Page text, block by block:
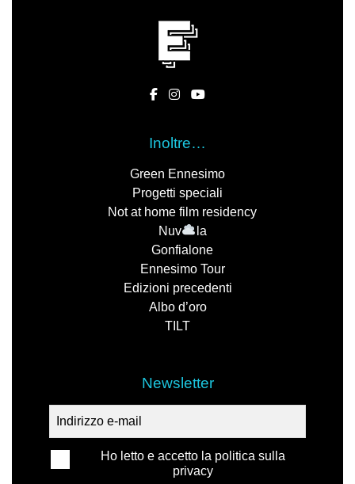
Inoltre…
Green Ennesimo
Progetti speciali
Not at home film residency
Nuv
la
Gonfialone
Ennesimo Tour
Edizioni precedenti
Albo d’oro
TILT
Newsletter
Ho letto e accetto la politica sulla
privacy